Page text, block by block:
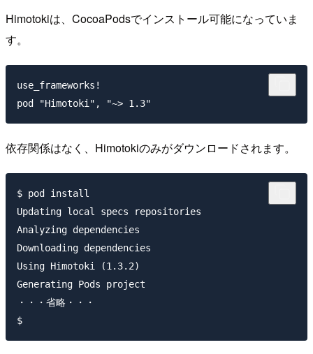
Himotokiは、CocoaPodsでインストール可能になっていま
す。
use_frameworks!
依存関係はなく、Himotokiのみがダウンロードされます。
$ pod install
Updating local specs repositories
Analyzing dependencies
Downloading dependencies
Using Himotoki (1.3.2)
Generating Pods project
・・・省略・・・